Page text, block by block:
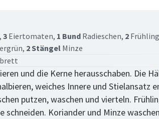
3 Eiertomaten, 1 Bund Radieschen, 2
2 Stängel Minze
und die Kerne herausschaben. Die
weiches Innere und Stielansatz
putzen, waschen und vierteln.
schneiden. Koriander und Minze